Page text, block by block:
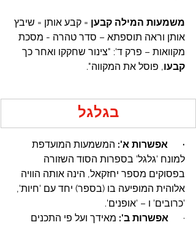
משמעות המילה קבען = קבע אותן = שיבץ
אותן וראה תוספתא – סדר טהרה - מסכת
מקוואות – פרק ד': "צינור שחקקו ואחר כך
קבעו, פוסל את המקווה".
בגלגל
·      אפשרות א': המשמעות המועדפת
למונח 'גלגל' בספרות הסוד השזורה
בפסוקים מספר יחזקאל, הינה אותה הוויה
אלוהית המופיעה בו (בספר) יחד עם 'חיות',
'כרובים' ו – 'אופנים'.
· אפשרות ב': מאידך ועל פי התכנים